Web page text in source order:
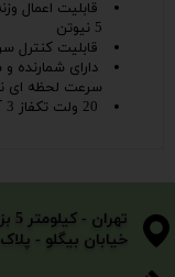
5 نیوتن
قابلیت کنترل سرعت
دارای شمارنده
سرعت لحظه ای
خیابان بیگلو - پلاک 11